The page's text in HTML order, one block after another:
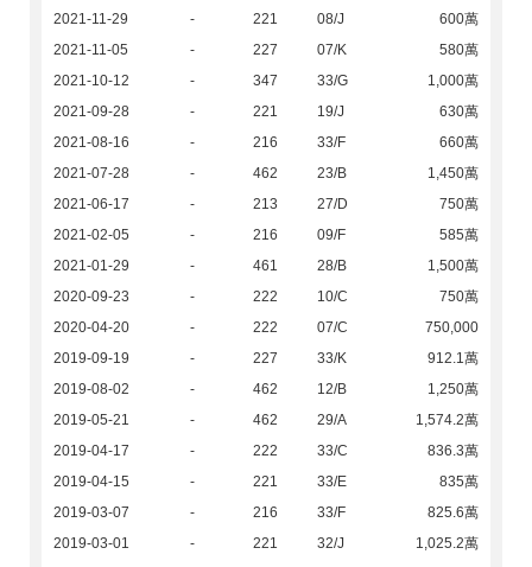
2021-11-29
- 221 08/J
600萬
2021-11-05
- 227 07/K
580萬
2021-10-12
- 347 33/G
1,000萬
2021-09-28
- 221 19/J
630萬
2021-08-16
- 216 33/F
660萬
2021-07-28
- 462 23/B
1,450萬
2021-06-17
- 213 27/D
750萬
2021-02-05
- 216 09/F
585萬
2021-01-29
- 461 28/B
1,500萬
2020-09-23
- 222 10/C
750萬
2020-04-20
- 222 07/C
750,000
2019-09-19
- 227 33/K
912.1萬
2019-08-02
- 462 12/B
1,250萬
2019-05-21
- 462 29/A
1,574.2萬
2019-04-17
- 222 33/C
836.3萬
2019-04-15
- 221 33/E
835萬
2019-03-07
- 216 33/F
825.6萬
2019-03-01
- 221 32/J
1,025.2萬